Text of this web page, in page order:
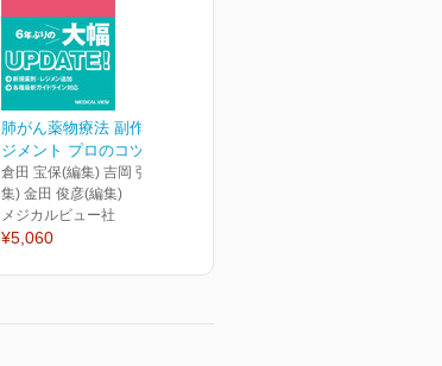
肺がん薬物療法 副作用マネ
ジメント プロのコツ 改...
倉田 宝保(編集) 吉岡 弘鎮(編
集) 金田 俊彦(編集)
メジカルビュー社
¥5,060